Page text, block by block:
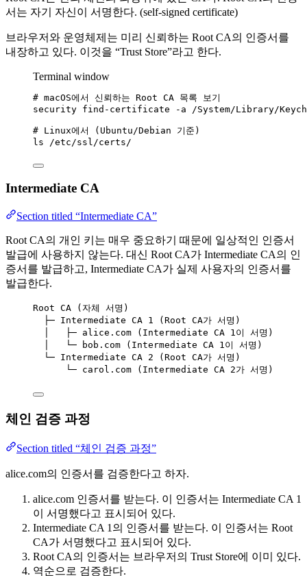
서는 자기 자신이 서명한다. (self-signed certificate)
브라우저와 운영체제는 미리 신뢰하는 Root CA의 인증서를
내장하고 있다. 이것을 “Trust Store”라고 한다.
Terminal window
# macOS에서 신뢰하는 Root CA 목록 보기
security find-certificate -a /System/Library/
# Linux에서 (Ubuntu/Debian 기준)
ls
/etc/ssl/certs/
Intermediate CA
Section titled “Intermediate CA”
Root CA의 개인 키는 매우 중요하기 때문에 일상적인 인증서
발급에 사용하지 않는다. 대신 Root CA가 Intermediate CA의 인
증서를 발급하고, Intermediate CA가 실제 사용자의 인증서를
발급한다.
Root CA (자체 서명)
├─ Intermediate CA 1 (Root CA가 서명)
│   ├─ alice.com (Intermediate CA 1이 서명)
│   └─ bob.com (Intermediate CA 1이 서명)
└─ Intermediate CA 2 (Root CA가 서명)
└─ carol.com (Intermediate CA 2가 서명)
체인 검증 과정
Section titled “체인 검증 과정”
alice.com의 인증서를 검증한다고 하자.
alice.com 인증서를 받는다. 이 인증서는 Intermediate CA 1
이 서명했다고 표시되어 있다.
Intermediate CA 1의 인증서를 받는다. 이 인증서는 Root
CA가 서명했다고 표시되어 있다.
Root CA의 인증서는 브라우저의 Trust Store에 이미 있다.
역순으로 검증한다.